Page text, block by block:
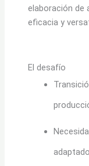
elaboración de
eficacia y
El desafío